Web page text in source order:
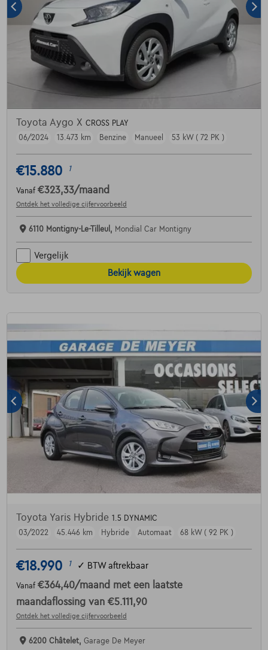
Toyota Aygo X CROSS PLAY
06/2024
13.473 km Benzine Manueel 53 kW ( 72 PK )
€15.880 1
Vanaf €323,33/maand
Ontdek het volledige cijfervoorbeeld
6110 Montigny-Le-Tilleul, Mondial Car Montigny
Vergelijk
Bekijk wagen
Toyota Yaris Hybride 1.5 DYNAMIC
03/2022
45.446 km Hybride Automaat 68 kW ( 92 PK )
€18.990 1 ✓ BTW aftrekbaar
Vanaf €364,40/maand met een laatste
maandaflossing van €5.111,90
Ontdek het volledige cijfervoorbeeld
6200 Châtelet, Garage De Meyer